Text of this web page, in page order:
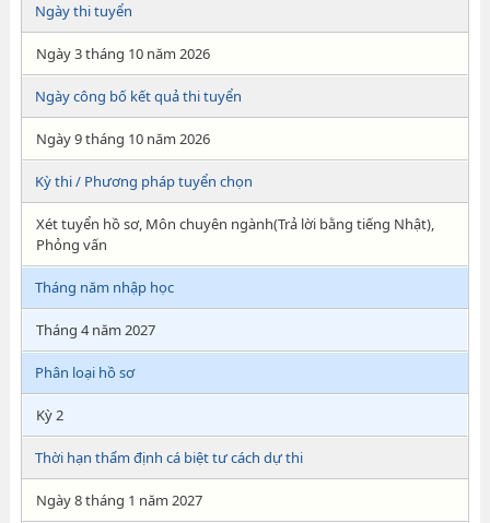
Ngày thi tuyển
Ngày 3 tháng 10 năm 2026
Ngày công bố kết quả thi tuyển
Ngày 9 tháng 10 năm 2026
Kỳ thi / Phương pháp tuyển chọn
Xét tuyển hồ sơ, Môn chuyên ngành(Trả lời bằng tiếng Nhật),
Phỏng vấn
Tháng năm nhập học
Tháng 4 năm 2027
Phân loại hồ sơ
Kỳ 2
Thời hạn thẩm định cá biệt tư cách dự thi
Ngày 8 tháng 1 năm 2027